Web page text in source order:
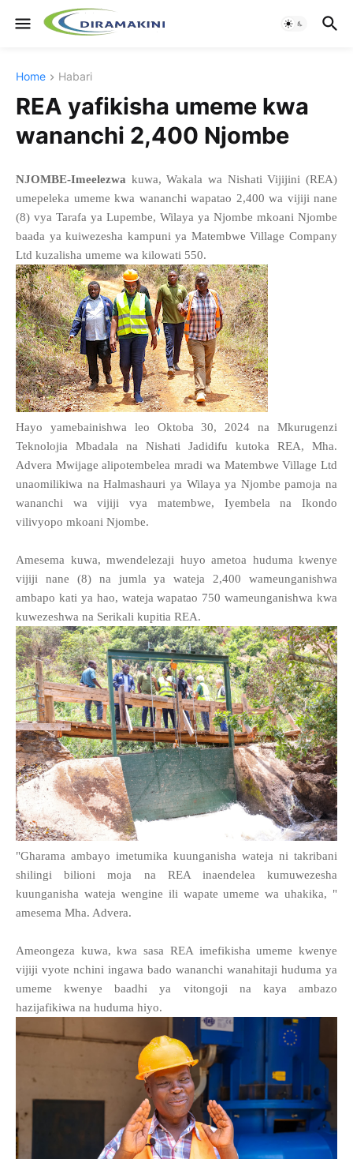
Home Habari
REA yafikisha umeme kwa
wananchi 2,400 Njombe
NJOMBE-Imeelezwa kuwa, Wakala wa Nishati Vijijini (REA)
umepeleka umeme kwa wananchi wapatao 2,400 wa vijiji nane
(8) vya Tarafa ya Lupembe, Wilaya ya Njombe mkoani Njombe
baada ya kuiwezesha kampuni ya Matembwe Village Company
Ltd kuzalisha umeme wa kilowati 550.
Hayo yamebainishwa leo Oktoba 30, 2024 na Mkurugenzi
Teknolojia Mbadala na Nishati Jadidifu kutoka REA, Mha.
Advera Mwijage alipotembelea mradi wa Matembwe Village Ltd
unaomilikiwa na Halmashauri ya Wilaya ya Njombe pamoja na
wananchi wa vijiji vya matembwe, Iyembela na Ikondo
vilivyopo mkoani Njombe.
Amesema kuwa, mwendelezaji huyo ametoa huduma kwenye
vijiji nane (8) na jumla ya wateja 2,400 wameunganishwa
ambapo kati ya hao, wateja wapatao 750 wameunganishwa kwa
kuwezeshwa na Serikali kupitia REA.
"Gharama ambayo imetumika kuunganisha wateja ni takribani
shilingi bilioni moja na REA inaendelea kumuwezesha
kuunganisha wateja wengine ili wapate umeme wa uhakika, "
amesema Mha. Advera.
Ameongeza kuwa, kwa sasa REA imefikisha umeme kwenye
vijiji vyote nchini ingawa bado wananchi wanahitaji huduma ya
umeme kwenye baadhi ya vitongoji na kaya ambazo
hazijafikiwa na huduma hiyo.